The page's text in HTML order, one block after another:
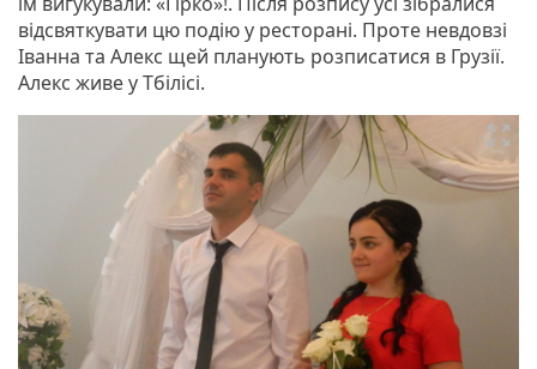
відсвяткувати цю подію у ресторані. Проте невдовзі
Іванна та Алекс щей планують розписатися в Грузії.
Алекс живе у Тбілісі.
